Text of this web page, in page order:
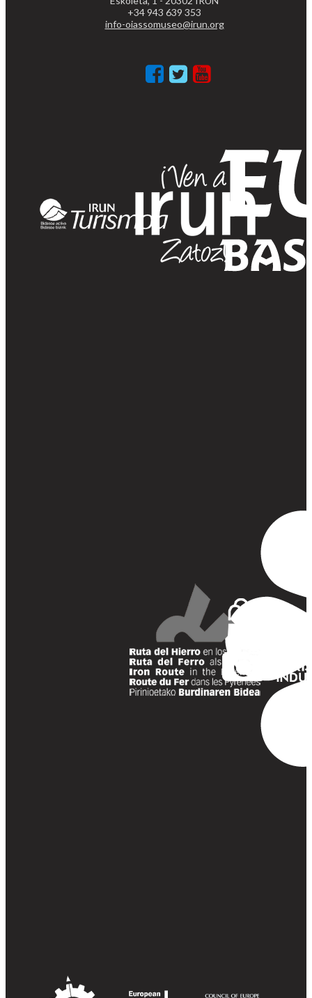
+34 943 639 353
info-oiassomuseo@irun.org